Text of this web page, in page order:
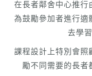
在長者鄰舍中心推行
為鼓勵參加者進行適
去學
課程設計上特別會照
勵不同需要的長者